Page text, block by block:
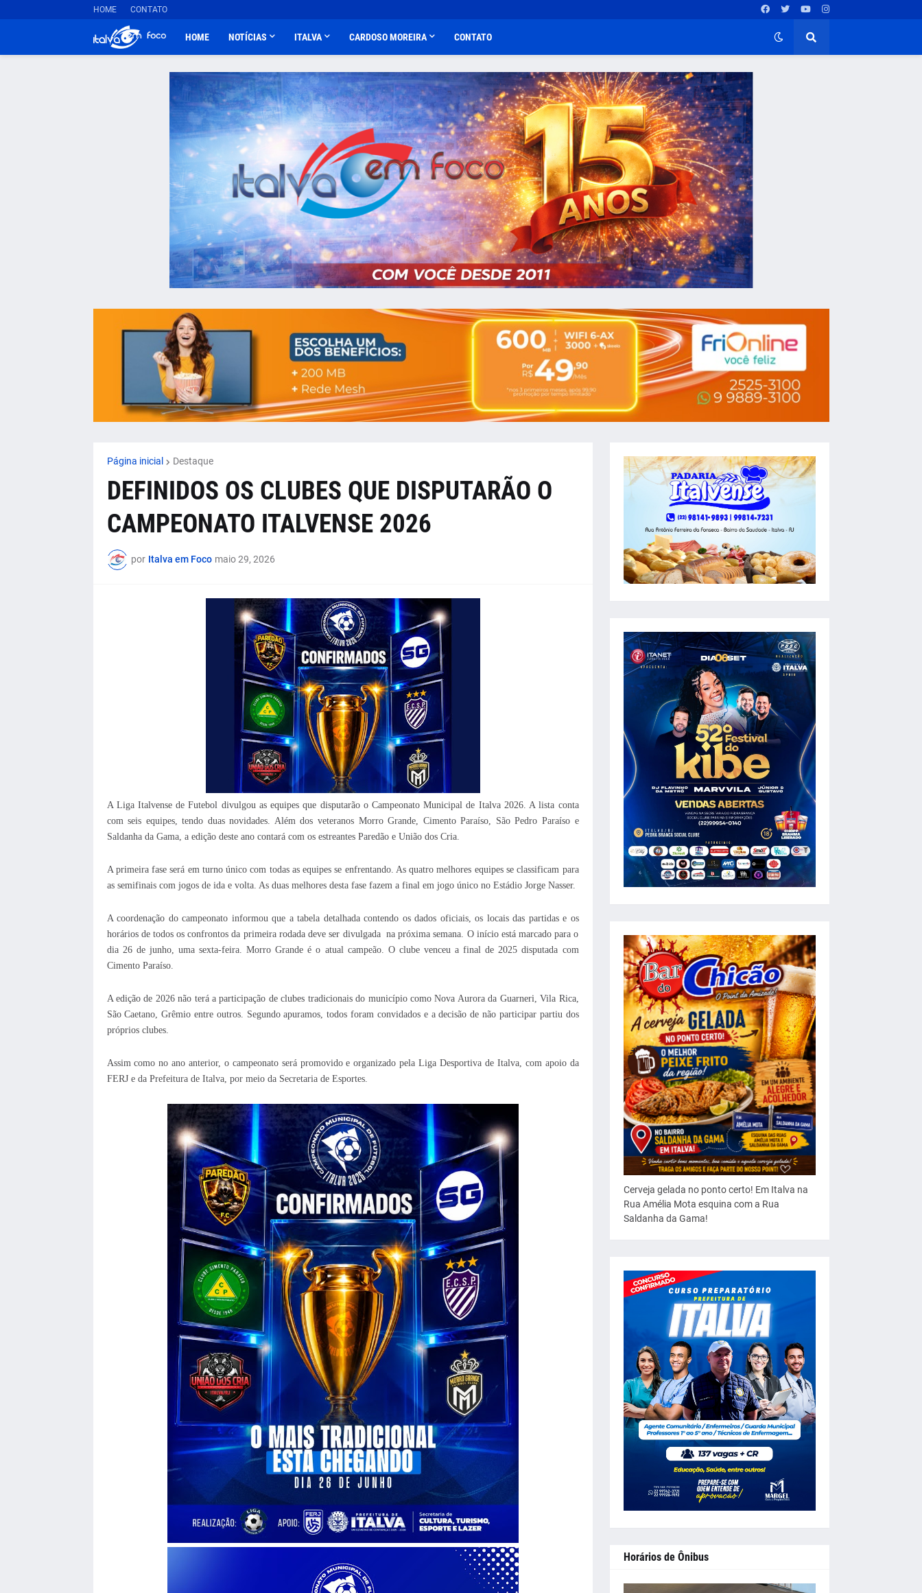
HOME CONTATO
HOME NOTÍCIAS ITALVA CARDOSO MOREIRA CONTATO
Página inicial Destaque
DEFINIDOS OS CLUBES QUE DISPUTARÃO O
CAMPEONATO ITALVENSE 2026
por Italva em Foco maio 29, 2026
A Liga Italvense de Futebol divulgou as equipes que disputarão o Campeonato Municipal de Italva 2026. A lista conta
com seis equipes, tendo duas novidades. Além dos veteranos Morro Grande, Cimento Paraíso, São Pedro Paraíso e
Saldanha da Gama, a edição deste ano contará com os estreantes Paredão e União dos Cria.
A primeira fase será em turno único com todas as equipes se enfrentando. As quatro melhores equipes se classificam para
as semifinais com jogos de ida e volta. As duas melhores desta fase fazem a final em jogo único no Estádio Jorge Nasser.
A coordenação do campeonato informou que a tabela detalhada contendo os dados oficiais, os locais das partidas e os
horários de todos os confrontos da primeira rodada deve ser divulgada na próxima semana. O início está marcado para o
dia 26 de junho, uma sexta-feira.Morro Grande é o atual campeão. O clube venceu a final de 2025 disputada com
Cimento Paraíso.
A edição de 2026 não terá a participação de clubes tradicionais do município como Nova Aurora da Guarneri, Vila Rica,
São Caetano, Grêmio entre outros. Segundo apuramos, todos foram convidados e a decisão de não participar partiu dos
próprios clubes.
Assim como no ano anterior, o campeonato será promovido e organizado pela Liga Desportiva de Italva, com apoio da
FERJ e da Prefeitura de Italva, por meio da Secretaria de Esportes.
Cerveja gelada no ponto certo! Em Italva na
Rua Amélia Mota esquina com a Rua
Saldanha da Gama!
Horários de Ônibus